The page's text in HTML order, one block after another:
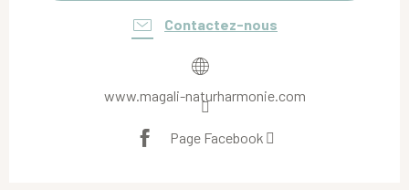
Contactez-nous
www.magali-naturharmonie.com
Page Facebook